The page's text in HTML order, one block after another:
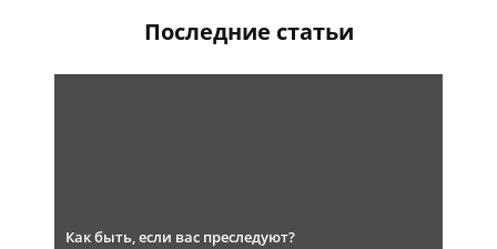
Последние статьи
Как быть, если вас преследуют?